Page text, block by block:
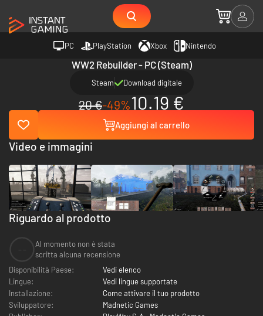
PC PlayStation Xbox Nintendo
WW2 Rebuilder - PC (Steam)
Steam Download digitale
20 €-49%10.19 €
Aggiungi al carrello
Riguardo al prodotto
Al momento non è stata
scritta alcuna recensione
Disponibilità Paese:
Vedi elenco
Lingue:
Vedi lingue supportate
Installazione:
Come attivare il tuo prodotto
Sviluppatore:
Madnetic Games
Video e immagini